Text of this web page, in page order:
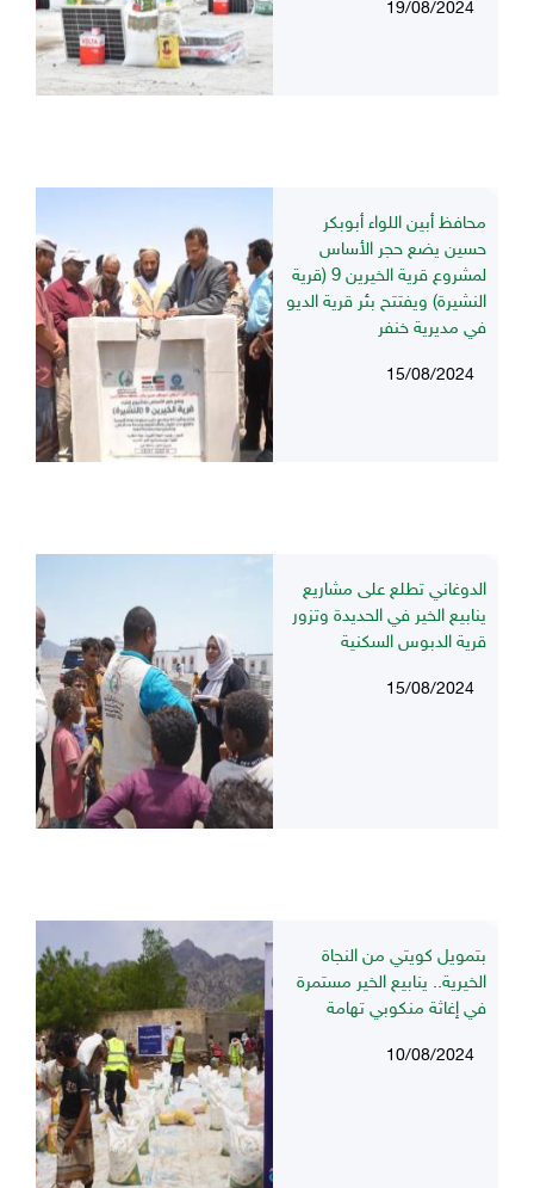
19/08/2024
محافظ أبين اللواء أبوبكر
حسين يضع حجر الأساس
لمشروع قرية الخيرين 9 (قرية
النشيرة) ويفتتح بئر قرية الديو
في مديرية خنفر
15/08/2024
الدوغاني تطلع على مشاريع
ينابيع الخير في الحديدة وتزور
قرية الدبوس السكنية
15/08/2024
بتمويل كويتي من النجاة
الخيرية.. ينابيع الخير مستمرة
في إغاثة منكوبي تهامة
10/08/2024